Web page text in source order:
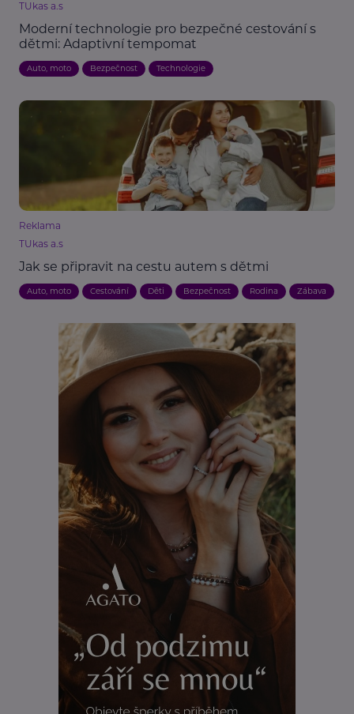
TUkas a.s
Moderní technologie pro bezpečné cestování s
dětmi: Adaptivní tempomat
Auto, moto Bezpečnost Technologie
Reklama
TUkas a.s
Jak se připravit na cestu autem s dětmi
Auto, moto Cestování Děti Bezpečnost Rodina Zábava